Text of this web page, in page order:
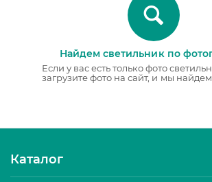
Найдем светильник по
Если у вас есть только фото
загрузите фото на сайт, и мы
Каталог